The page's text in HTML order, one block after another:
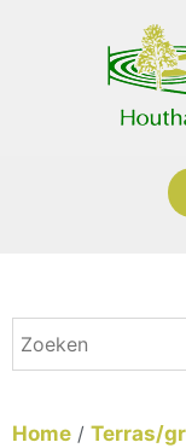
Home / Terras/